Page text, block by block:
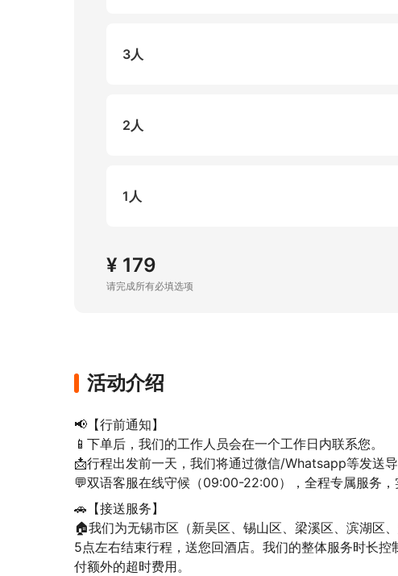
3人
2人
1人
¥ 179
请完成所有必填选项
活动介绍
📢【行前通知】
📱下单后，我们的工作人员会在一个工作日内联系您。
📩行程出发前一天，我们将通过微信/Whatsapp等发送
💬双语客服在线守候（09:00-22:00），全程专属服务，
🚗【接送服务】
🏠我们为无锡市区（新吴区、锡山区、梁溪区、滨湖区
5点左右结束行程，送您回酒店。我们的整体服务时长
付额外的超时费用。